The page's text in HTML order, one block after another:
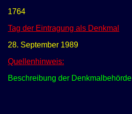
1764
Tag der Eintragung als Denkmal
28. September 1989
Quellenhinweis:
Beschreibung der Denkmalbehörde